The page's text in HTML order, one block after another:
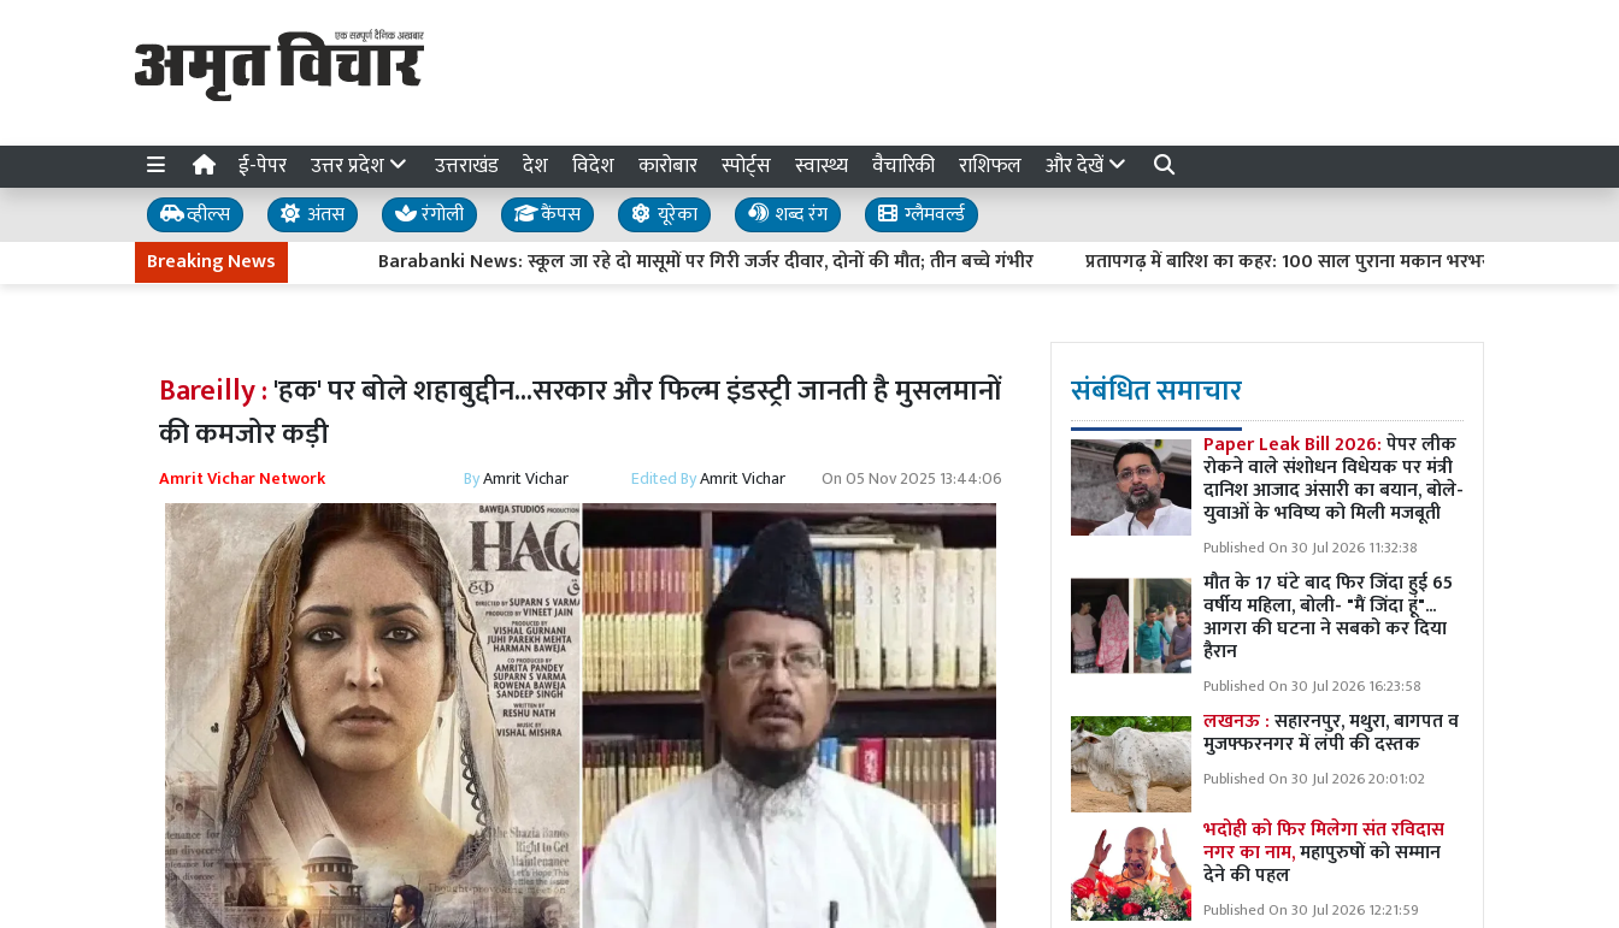
ई-पेपर उत्तर प्रदेश उत्तराखंड देश विदेश कारोबार स्पोर्ट्स स्वास्थ्य वैचारिकी राशिफल और देखें
व्हील्स अंतस रंगोली कैंपस यूरेका शब्द रंग
ग्लैमवर्ल्ड
Breaking News
Barabanki News: स्कूल जा रहे दो मासूमों पर गिरी जर्जर दीवार, दोनों की मौत; तीन बच्चे गंभीर प्रतापगढ़ में बारिश का कहर: 100 साल पुराना मकान भरभराकर गिरा, दंपती और दो
Bareilly :'हक' पर बोले शहाबुद्दीन...सरकार और फिल्म इंडस्ट्री जानती है मुसलमानों
की कमजोर कड़ी
Amrit Vichar Network ByAmrit Vichar Edited ByAmrit Vichar On05 Nov 2025 13:44:06
संबंधित समाचार
Paper Leak Bill 2026:पेपर लीक
रोकने वाले संशोधन विधेयक पर मंत्री
दानिश आजाद अंसारी का बयान, बोले-
युवाओं के भविष्य को मिली मजबूती
Published On 30 Jul 2026 11:32:38
मौत के 17 घंटे बाद फिर जिंदा हुई 65
वर्षीय महिला, बोली- "मैं जिंदा हूं"...
आगरा की घटना ने सबको कर दिया
हैरान
Published On 30 Jul 2026 16:23:58
लखनऊ :सहारनपुर, मथुरा, बागपत व
मुजफ्फरनगर में लंपी की दस्तक
Published On 30 Jul 2026 20:01:02
भदोही को फिर मिलेगा संत रविदास
नगर का नाम,महापुरुषों को सम्मान
देने की पहल
Published On 30 Jul 2026 12:21:59